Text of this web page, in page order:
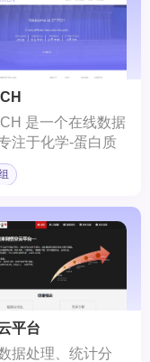
是一个在线数据
注于化学-蛋白质
用网络。
平台
据处理、统计分